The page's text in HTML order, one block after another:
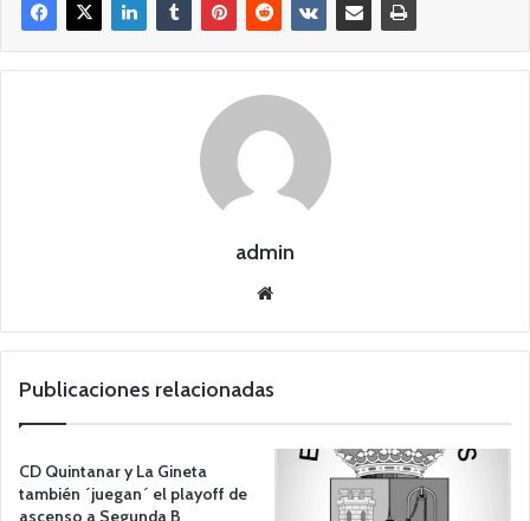
admin
we
Publicaciones relacionadas
CD Quintanar y La Gineta
también ´juegan´ el playoff de
ascenso a Segunda B